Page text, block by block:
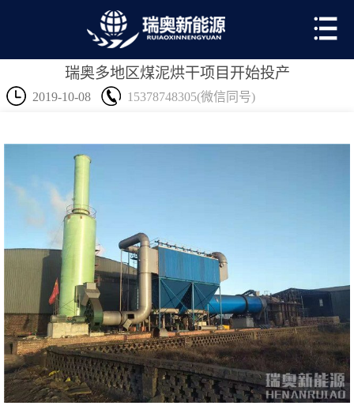
瑞奥多地区煤泥烘干项目开始投产
2019-10-08 15378748305(微信同号)